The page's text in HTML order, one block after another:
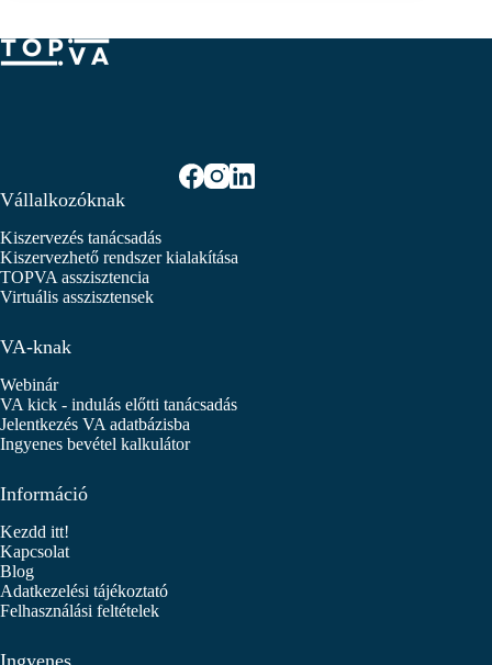
Vállalkozóknak
Kiszervezés tanácsadás
Kiszervezhető rendszer kialakítása
TOPVA asszisztencia
Virtuális asszisztensek
VA-knak
Webinár
VA kick - indulás előtti tanácsadás
Jelentkezés VA adatbázisba
Ingyenes bevétel kalkulátor
Információ
Kezdd itt!
Kapcsolat
Blog
Adatkezelési tájékoztató
Felhasználási feltételek